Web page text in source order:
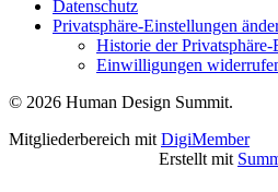
Datenschutz
Privatsphäre-Einstellungen
Historie der Privatsphäre-
Einwilligungen
© 2026 Human Design Summit.
Mitgliederbereich mit DigiMember
Erstellt mit